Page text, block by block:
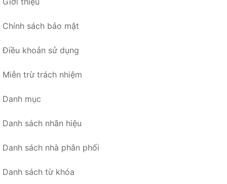
Chính sách bảo mật
Điều khoản sử dụng
Miễn trừ trách nhiệm
Danh mục
Danh sách nhãn hiệu
Danh sách nhà phân phối
Danh sách từ khóa